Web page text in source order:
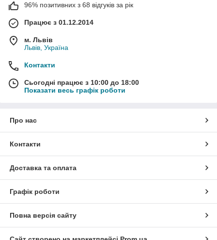
96% позитивних з 68 відгуків за рік
Працює з 01.12.2014
м. Львів
Львів, Україна
Контакти
Сьогодні працює з 10:00 до 18:00
Показати весь графік роботи
Про нас
Контакти
Доставка та оплата
Графік роботи
Повна версія сайту